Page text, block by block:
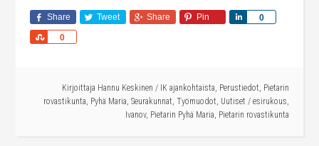
Share Tweet Share Pin 0
Share
0
Share
Kirjoittaja Hannu Keskinen / IK ajankohtaista, Perustiedot, Pietarin
rovastikunta, Pyhä Maria, Seurakunnat, Työmuodot, Uutiset / esirukous,
Ivanov, Pietarin Pyhä Maria, Pietarin rovastikunta